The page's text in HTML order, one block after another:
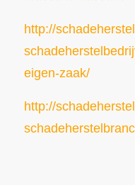
http://
eigen-zaak/
http://